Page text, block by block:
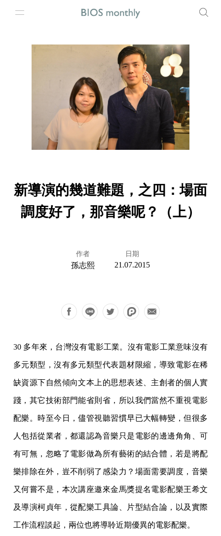
新導演的幾道難題，之四：場面
調度好了，那音樂呢？（上）
作者
孫志熙
日期
21.07.2015
30 多年來，台灣沒有電影工業。沒有電影工業意味沒有
多元類型，沒有多元類型代表題材限縮，導致電影在稀
缺資源下自然傾向文本上的思想表述、主創者的個人實
踐，其它技術部門能省則省，所以我們當然不重視電影
配樂。時至今日，儘管視聽習慣早已大幅轉變，但很多
人包括從業者，都還認為音樂只是電影的邊邊角角、可
有可無，忽略了電影做為所有藝術的結合體，若是將配
樂排除在外，豈不削弱了感染力？場面需要調度，音樂
又何嘗不是，本次講座邀來金馬獎提名電影配樂王希文
及導演柯貞年，從配樂工具論、片型結合論，以及實際
工作流程談起，兩位也將導聆近期優異的電影配樂。